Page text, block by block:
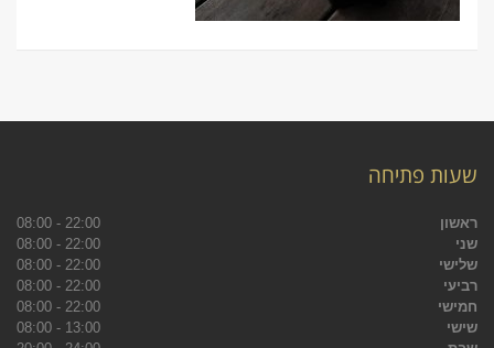
שעות פתיחה
ראשון
22:00 - 08:00
שני
22:00 - 08:00
שלישי
22:00 - 08:00
רביעי
22:00 - 08:00
חמישי
22:00 - 08:00
שישי
13:00 - 08:00